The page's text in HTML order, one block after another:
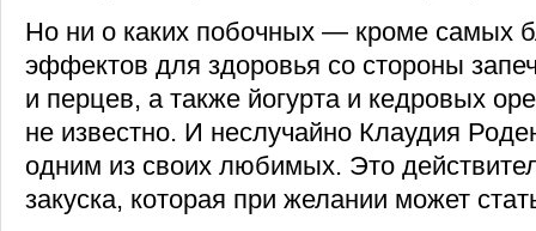
Но ни о каких побочных — кроме самых
эффектов для здоровья со стороны
и перцев, а также йогурта и кедровых
не известно. И неслучайно Клаудия
одним из своих любимых. Это
закуска, которая при желании может